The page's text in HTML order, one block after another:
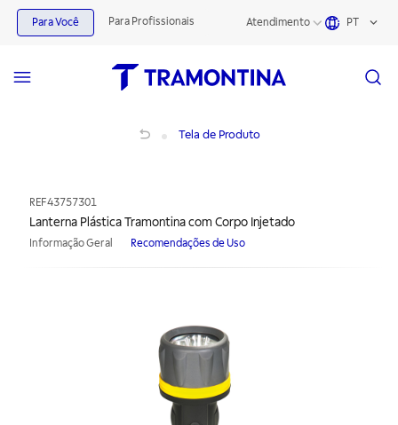
Para Você Para Profissionais Atendimento PT
Tela de Produto
REF43757301
Lanterna Plástica Tramontina com Corpo Injetado
Informação Geral Recomendações de Uso